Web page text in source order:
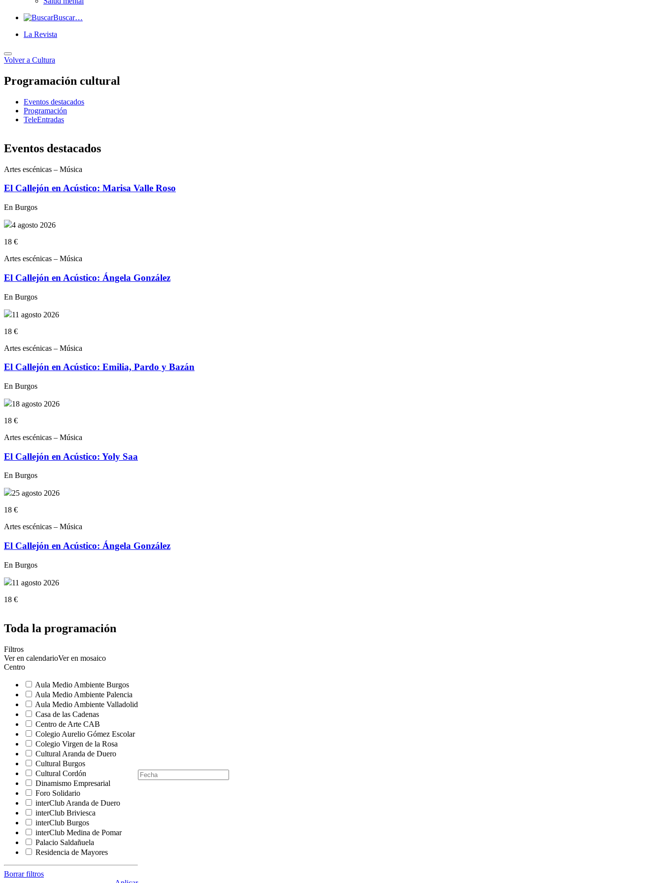
Buscar…
La Revista
Volver a Cultura
Programación cultural
Eventos destacados
Programación
TeleEntradas
Eventos destacados
Artes escénicas – Música
El Callejón en Acústico: Marisa Valle Roso
En Burgos
4 agosto 2026
18 €
Artes escénicas – Música
El Callejón en Acústico: Ángela González
En Burgos
11 agosto 2026
18 €
Artes escénicas – Música
El Callejón en Acústico: Emilia, Pardo y Bazán
En Burgos
18 agosto 2026
18 €
Artes escénicas – Música
El Callejón en Acústico: Yoly Saa
En Burgos
25 agosto 2026
18 €
Artes escénicas – Música
El Callejón en Acústico: Ángela González
En Burgos
11 agosto 2026
18 €
Toda la programación
Filtros
Ver en calendarioVer en mosaico
Centro
Aula Medio Ambiente Burgos
Aula Medio Ambiente Palencia
Aula Medio Ambiente Valladolid
Casa de las Cadenas
Centro de Arte CAB
Colegio Aurelio Gómez Escolar
Colegio Virgen de la Rosa
Cultural Aranda de Duero
Cultural Burgos
Cultural Cordón
Dinamismo Empresarial
Foro Solidario
interClub Aranda de Duero
interClub Briviesca
interClub Burgos
interClub Medina de Pomar
Palacio Saldañuela
Residencia de Mayores
Borrar filtros
F
i
e
l